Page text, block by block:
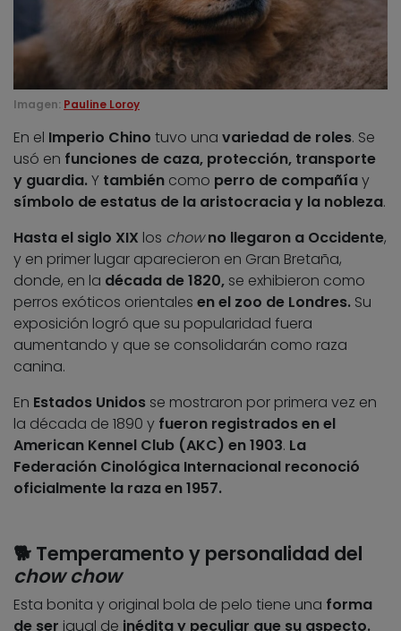
Imagen: Pauline Loroy
En el Imperio Chino tuvo una variedad de roles. Se
usó en funciones de caza, protección, transporte
y guardia.Y también como perro de compañíay
símbolo de estatus de la aristocracia y la nobleza.
Hasta el siglo XIX los chow no llegaron a Occidente,
y en primer lugar aparecieron en Gran Bretaña,
donde, en la década de 1820, se exhibieron como
perros exóticos orientales en el zoo de Londres. Su
exposición logró que su popularidad fuera
aumentando y que se consolidarán como raza
canina.
En Estados Unidos se mostraron por primera vez en
la década de 1890 y fueron registradosen el
American Kennel Club (AKC) en 1903. La
Federación Cinológica Internacional reconoció
oficialmente la raza en 1957.
🐕 Temperamento y personalidad del
chow chow
Esta bonita y original bola de pelo tiene una forma
de ser igual de inédita y peculiar que su aspecto.